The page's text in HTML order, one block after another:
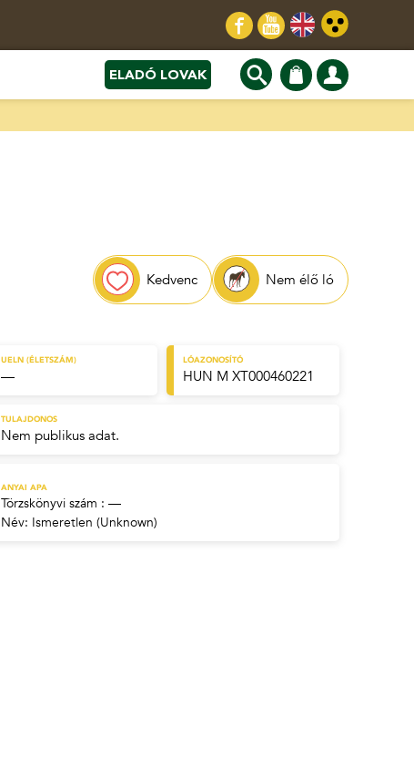
ELADÓ LOVAK
Kedvenc Nem élő ló
UELN (ÉLETSZÁM)
—
LÓAZONOSÍTÓ
HUN M XT000460221
TULAJDONOS
Nem publikus adat.
ANYAI APA
Törzskönyvi szám : —
Név: Ismeretlen (Unknown)